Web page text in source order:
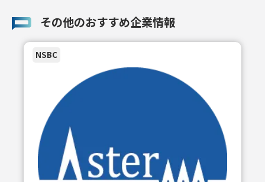
その他のおすすめ企業情報
NSBC